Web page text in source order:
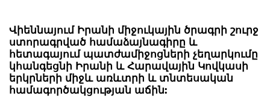
Վիեննայում Իրանի միջուկային ծրագրի շուրջ
ստորագրված համաձայնագիրը և
հետագայում պատժամիջոցների չեղարկումը
կհանգեցնի Իրանի և Հարավային Կովկասի
երկրների միջև առևտրի և տնտեսական
համագործակցության աճին: